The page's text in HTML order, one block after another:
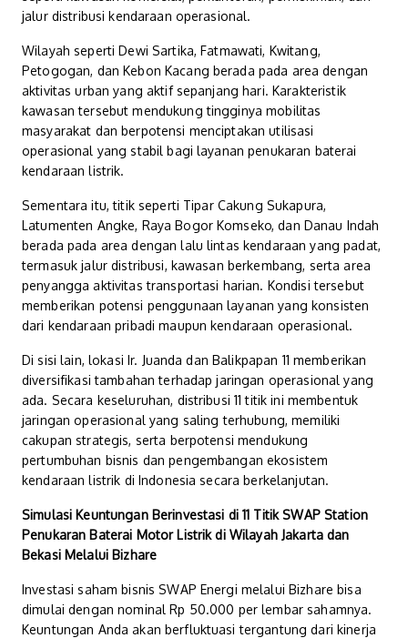
jalur distribusi kendaraan operasional.
Wilayah seperti Dewi Sartika, Fatmawati, Kwitang,
Petogogan, dan Kebon Kacang berada pada area dengan
aktivitas urban yang aktif sepanjang hari. Karakteristik
kawasan tersebut mendukung tingginya mobilitas
masyarakat dan berpotensi menciptakan utilisasi
operasional yang stabil bagi layanan penukaran baterai
kendaraan listrik.
Sementara itu, titik seperti Tipar Cakung Sukapura,
Latumenten Angke, Raya Bogor Komseko, dan Danau Indah
berada pada area dengan lalu lintas kendaraan yang padat,
termasuk jalur distribusi, kawasan berkembang, serta area
penyangga aktivitas transportasi harian. Kondisi tersebut
memberikan potensi penggunaan layanan yang konsisten
dari kendaraan pribadi maupun kendaraan operasional.
Di sisi lain, lokasi Ir. Juanda dan Balikpapan 11 memberikan
diversifikasi tambahan terhadap jaringan operasional yang
ada. Secara keseluruhan, distribusi 11 titik ini membentuk
jaringan operasional yang saling terhubung, memiliki
cakupan strategis, serta berpotensi mendukung
pertumbuhan bisnis dan pengembangan ekosistem
kendaraan listrik di Indonesia secara berkelanjutan.
Simulasi Keuntungan Berinvestasi di 11 Titik SWAP Station
Penukaran Baterai Motor Listrik di Wilayah Jakarta dan
Bekasi Melalui Bizhare
Investasi saham bisnis SWAP Energi melalui Bizhare bisa
dimulai dengan nominal Rp 50.000 per lembar sahamnya.
Keuntungan Anda akan berfluktuasi tergantung dari kinerja